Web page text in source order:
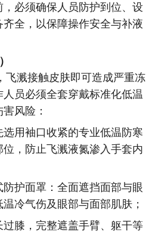
必须确保人员防护到位、设
全，以保障操作安全与补液
溅接触皮肤即可造成严重冻
员必须全套穿戴标准化低温
风险：
用袖口收紧的专业低温防寒
，防止飞溅液氮渗入手套内
护面罩：全面遮挡面部与眼
冷气伤及眼部与面部肌肤；
膝，完整遮盖手臂、躯干等